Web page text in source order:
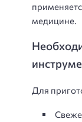
медицине.
Для